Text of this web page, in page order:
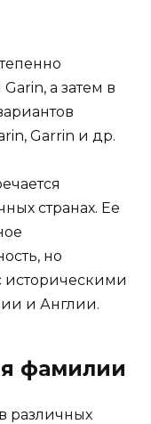
а затем в
Garrin и др.
странах. Ее
но
историческими
и Англии.
фамилии
различных